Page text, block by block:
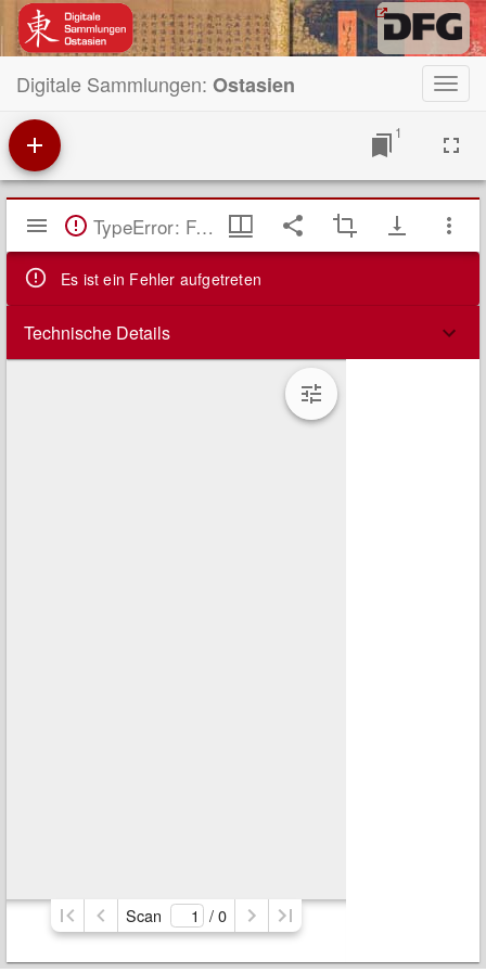
Digitale Sammlungen: Ostasien
1
Mirador
Viewer TypeError: Failed to fetch
Es ist ein Fehler aufgetreten
Technische Details
Scan / 0